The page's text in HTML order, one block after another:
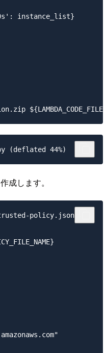
instance_list}
成します。
policy.json'